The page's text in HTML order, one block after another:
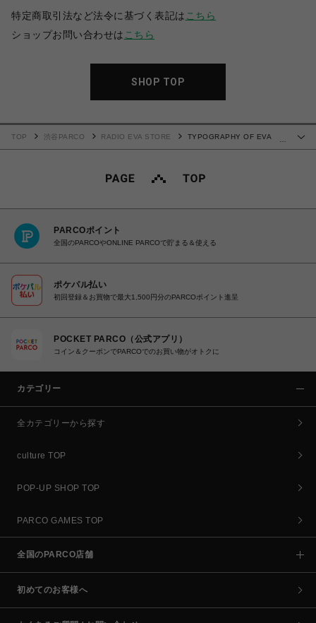
特定商取引法など法令に基づく表記は こちら
ショップお問い合わせは こちら
SHOP TOP
TOP 渋谷PARCO RADIO EVA STORE
TYPOGRAPHY OF EVA
PARCOポイント
全国のPARCOやONLINE PARCOで貯まる＆使える
ポケパル払い
初回登録＆お買物で最大1,500円分のPARCOポイント進呈
POCKET PARCO（公式アプリ）
コイン＆クーポンでPARCOでのお買い物がオトクに
カテゴリー
全カテゴリーから探す
culture TOP
POP-UP SHOP TOP
PARCO GAMES TOP
全国のPARCO店舗
初めてのお客様へ